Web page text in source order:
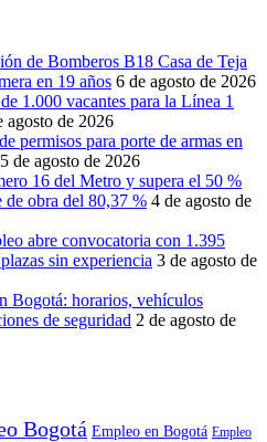
de Bomberos B18 Casa de Teja
en 19 años 6 de agosto de 2026
1.000 vacantes para la Línea 1
agosto de 2026
permisos para porte de armas en
5 de agosto de 2026
16 del Metro y supera el 50 %
de obra del 80,37 % 4 de agosto de
abre convocatoria con 1.395
sin experiencia 3 de agosto de
Bogotá: horarios, vehículos
de seguridad 2 de agosto de
Bogotá Empleo en Bogotá Empleo